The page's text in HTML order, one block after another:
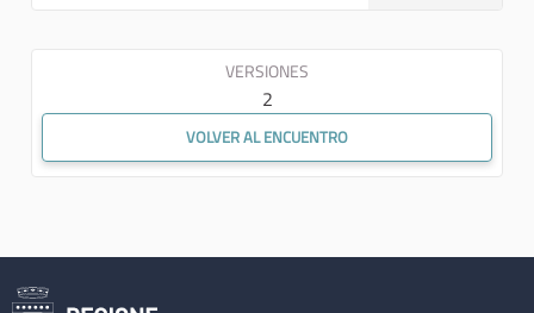
VERSIONES
2
VOLVER AL ENCUENTRO